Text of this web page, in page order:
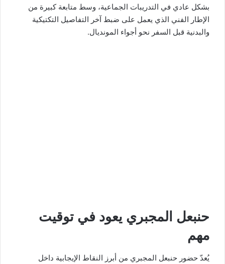
بشكل عادي في التدريبات الجماعية، وسط متابعة كبيرة من
الإطار الفني الذي يعمل على ضبط آخر التفاصيل التكتيكية
والبدنية قبل السفر نحو أجواء المونديال.
حنبعل المجبري يعود في توقيت
مهم
يُعدّ حضور حنبعل المجبري من أبرز النقاط الإيجابية داخل